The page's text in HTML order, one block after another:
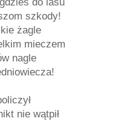
szkody!
żagle
mieczem
nagle
nie wątpił